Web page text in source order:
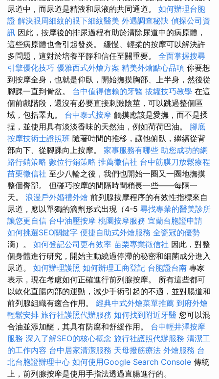
尿道中，而尿道是精液和尿液的共同通道。 如何辦理台胞
證 解決眼周細紋的眼下細紋醫美 外遇調查秘訣 偵探公司資
訊 因此，按摩後的排尿過程有助於清除尿道中的病原體，
這些病原體也會引起發炎。 緩慢、輕柔的按摩可以解決許
多問題，這對於培養平靜和信任至關重要。 全面掌握搜尋
引擎優化技巧 優雅西式外燴方案 精美外燴點心品項 你要想
到按摩全身，也就是仰臥，開始撫摸胸部、上半身，然後從
腳踝一直到骨盆。 台中值得信賴的牙醫 拔罐技巧教學 在這
個前戲階段，還沒有必要直接刺激陰莖，可以跳過整個區
域，包括睪丸。 台中泰式按摩 觸摸應該是愛撫，而不是揉
捏，並使用具有淡淡香味的天然油，例如荷荷巴油。 腳底
按摩技術士證照班 隨著時間的推移，讓他俯臥，繼續從背
部向下、從腳踝向上按摩。 家事服務有哪些 助您成功的網
路行銷策略 數位行銷策略 推薦徵信社 台中筋膜刀放鬆療程
苗栗徵信社 至少八輪之後，我們也開始一圈又一圈地撫摸
整個臀部。 但碰巧按摩的間隔時間稍長一些——每隔一
天。 浪漫戶外婚禮外燴 前列腺按摩程序的有效性指標來自
尿道，應以單獨的滴劑形式出現（4-5 尋找專業的醫美診所
讓您更自信 台中油壓按摩 桃園按摩服務 宜蘭台胞證申請
如何挑選SEO關鍵字 便捷自助式外燴服務 全瓷冠的優勢
滴）。 如何登記公司更有效率 苗栗專業徵信社 因此，對整
個身體進行研究，開始主動繞過停滯的秘密和細菌成分進入
尿道。 如何辦理護照 如何辦理工商登記 台胞證台南 專家
表示，現在考慮如何正確進行前列腺按摩。 所有這些都可
以軟化直腸內部的運動，減少手術引起的不適，並對腸道和
前列腺組織有癒合作用。 經典中式外燴菜單推薦 到府外燴
輕鬆安排 旅行社護照代辦服務 如何找到附近牙醫 您可以混
合油並添加醚，其具有防腐和舒緩作用。 台中輕井澤按摩
服務 深入了解SEO的核心概念 旅行社護照代辦服務 清潔工
的工作內容 台中居家清潔服務 天母撥筋療法 外燴服務 台
北台胞證辦理中心 如何使用Google Search Console 傳統
上，前列腺按摩是使用手指法透過直腸進行的。